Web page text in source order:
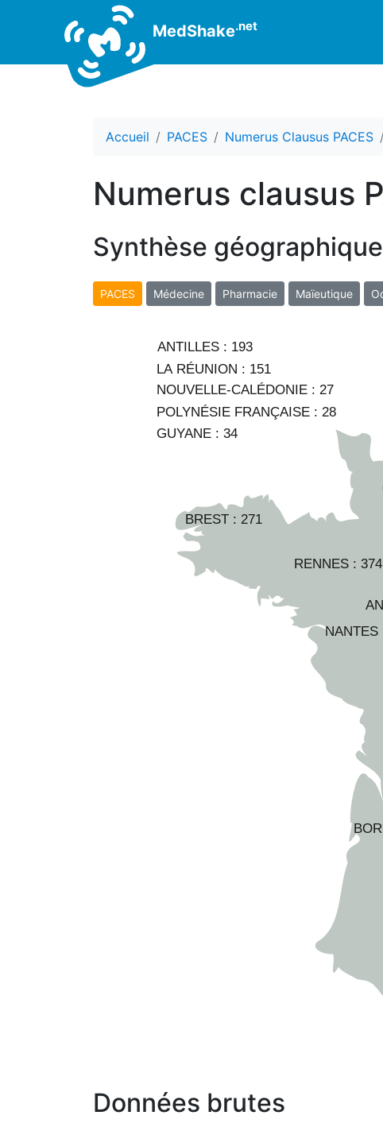
MedShake.net
Accueil PACES Numerus Clausus PACES
Numerus clausus
Synthèse géographique
PACES Médecine Pharmacie Maïeutique
BREST : 271
NANTES
RENNES :374
ANTILLES : 193
LA RÉUNION : 151
NOUVELLE-CALÉDONIE : 27
POLYNÉSIE FRANÇAISE : 28
GUYANE : 34
Données brutes